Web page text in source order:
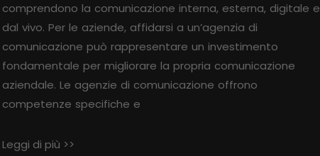
comprendono la comunicazione interna, esterna, digitale e
dal vivo. Per le aziende, affidarsi a un’agenzia di
comunicazione può rappresentare un investimento
fondamentale per migliorare la propria comunicazione
aziendale. Le agenzie di comunicazione offrono
competenze specifiche e
Leggi di più >>